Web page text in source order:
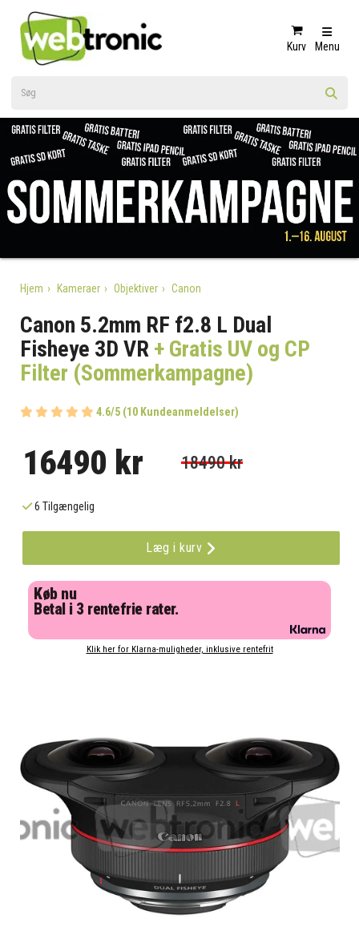
Kurv Menu
Hjem Kameraer Objektiver Canon
Canon 5.2mm RF f2.8 L Dual
Fisheye 3D VR+ Gratis UV og CP
Filter (Sommerkampagne)
4.6/5 (10 Kundeanmeldelser)
16490 kr 18490 kr
6 Tilgængelig
Læg i kurv
Køb nu
Betal i 3 rentefrie rater.
Klik her for Klarna-muligheder, inklusive rentefrit